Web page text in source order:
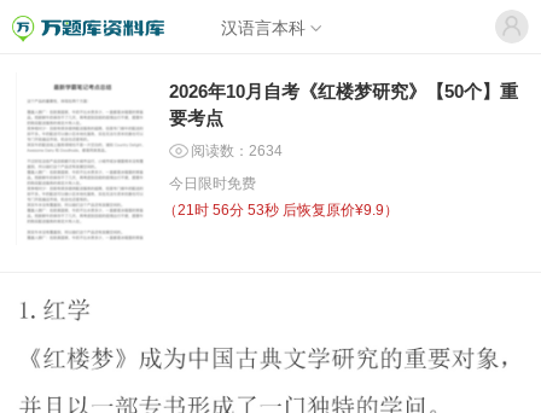
汉语言本科
2026年10月自考《红楼梦研究》【50个】重
要考点
阅读数：2634
今日限时免费
（21时 56分 53秒 后恢复原价¥9.9）